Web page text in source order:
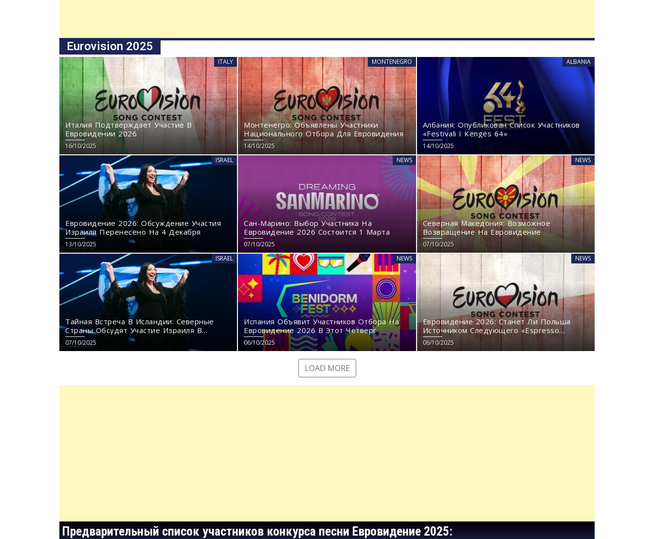
Eurovision 2025
ITALY
Италия Подтверждает Участие В
Евровидении 2026
16/10/2025
MONTENEGRO
Монтенегро: Объявлены Участники
Национального Отбора Для Евровидения
14/10/2025
ALBANIA
Албания: Опубликован Список Участников
«Festivali I Këngës 64»
14/10/2025
ISRAEL
Евровидение 2026: Обсуждение Участия
Израиля Перенесено На 4 Декабря
13/10/2025
NEWS
Сан-Марино: Выбор Участника На
Евровидение 2026 Состоится 1 Марта
07/10/2025
NEWS
Северная Македония: Возможное
Возвращение На Евровидение
07/10/2025
ISRAEL
Тайная Встреча В Исландии: Северные
Страны Обсудят Участие Израиля В
«Евровидении‑2026»
07/10/2025
NEWS
Испания Объявит Участников Отбора На
Евровидение 2026 В Этот Четверг
06/10/2025
NEWS
Евровидение 2026: Станет Ли Польша
Источником Следующего «Espresso
Macchiato»?
06/10/2025
LOAD MORE
Предварительный список участников конкурса песни Евровидение 2025: